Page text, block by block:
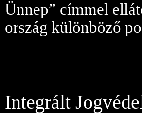
Ünnep” címmel
ország különböző
Integrált